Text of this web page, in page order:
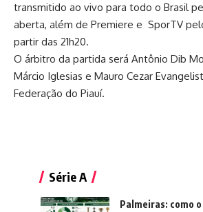
transmitido ao vivo para todo o Brasil
aberta, além de Premiere e SporTV
partir das 21h20.
O árbitro da partida será Antônio Dib
Márcio Iglesias e Mauro Cezar
Federação do Piauí.
Série A
Palmeiras: como